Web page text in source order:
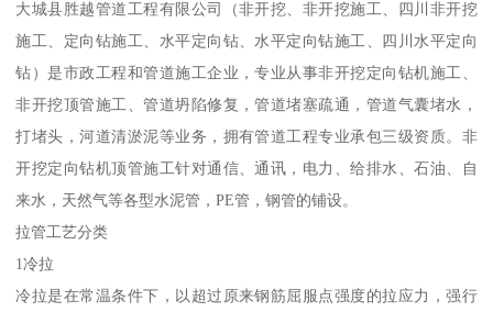
大城县胜越管道工程有限公司（非开挖、非开挖施工、四川非开挖
施工、定向钻施工、水平定向钻、水平定向钻施工、四川水平定向
钻）是市政工程和管道施工企业，专业从事非开挖定向钻机施工、
非开挖顶管施工、管道坍陷修复，管道堵塞疏通，管道气囊堵水，
打堵头，河道清淤泥等业务，拥有管道工程专业承包三级资质。非
开挖定向钻机顶管施工针对通信、通讯，电力、给排水、石油、自
来水，天然气等各型水泥管，PE管，钢管的铺设。
拉管工艺分类
1冷拉
冷拉是在常温条件下，以超过原来钢筋屈服点强度的拉应力，强行